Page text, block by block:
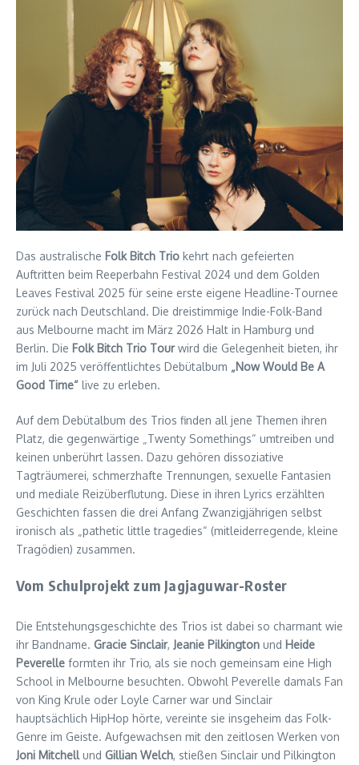
Das australische Folk Bitch Trio kehrt nach gefeierten
Auftritten beim Reeperbahn Festival 2024 und dem Golden
Leaves Festival 2025 für seine erste eigene Headline-Tournee
zurück nach Deutschland. Die dreistimmige Indie-Folk-Band
aus Melbourne macht im März 2026 Halt in Hamburg und
Berlin. Die Folk Bitch Trio Tourwird die Gelegenheit bieten, ihr
im Juli 2025 veröffentlichtes Debütalbum „Now Would Be A
Good Time“ live zu erleben.
Auf dem Debütalbum des Trios finden all jene Themen ihren
Platz, die gegenwärtige „Twenty Somethings“ umtreiben und
keinen unberührt lassen. Dazu gehören dissoziative
Tagträumerei, schmerzhafte Trennungen, sexuelle Fantasien
und mediale Reizüberflutung. Diese in ihren Lyrics erzählten
Geschichten fassen die drei Anfang Zwanzigjährigen selbst
ironisch als „pathetic little tragedies“ (mitleiderregende, kleine
Tragödien) zusammen.
Vom Schulprojekt zum Jagjaguwar-Roster
Die Entstehungsgeschichte des Trios ist dabei so charmant wie
ihr Bandname. Gracie Sinclair, Jeanie Pilkington und Heide
Peverelle formten ihr Trio, als sie noch gemeinsam eine High
School in Melbourne besuchten. Obwohl Peverelle damals Fan
von King Krule oder Loyle Carner war und Sinclair
hauptsächlich HipHop hörte, vereinte sie insgeheim das Folk-
Genre im Geiste. Aufgewachsen mit den zeitlosen Werken von
Joni Mitchellund Gillian Welch, stießen Sinclair und Pilkington